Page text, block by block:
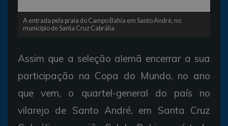
A entrada pela praia do Campo Bahia em Santo André, no
município de Santa Cruz Cabrália
Assim que a seleção alemã encerrar a sua
participação na Copa do Mundo, no ano
que vem, o quartel-general do país no
vilarejo de Santo André, em Santa Cruz